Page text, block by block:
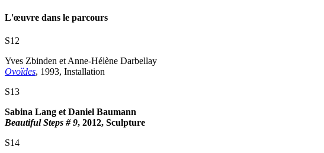
L'œuvre dans le parcours
S12
Yves Zbinden et Anne-Hélène Darbellay
Ovoïdes, 1993, Installation
S13
Sabina Lang et Daniel Baumann
Beautiful Steps # 9, 2012, Sculpture
S14